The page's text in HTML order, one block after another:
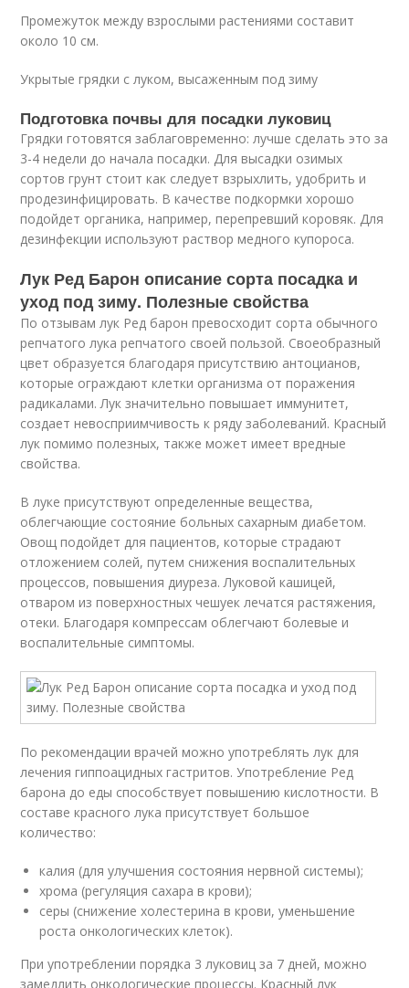
Промежуток между взрослыми растениями составит
около 10 см.
Укрытые грядки с луком, высаженным под зиму
Подготовка почвы для посадки луковиц
Грядки готовятся заблаговременно: лучше сделать это за
3-4 недели до начала посадки. Для высадки озимых
сортов грунт стоит как следует взрыхлить, удобрить и
продезинфицировать. В качестве подкормки хорошо
подойдет органика, например, перепревший коровяк. Для
дезинфекции используют раствор медного купороса.
Лук Ред Барон описание сорта посадка и
уход под зиму. Полезные свойства
По отзывам лук Ред барон превосходит сорта обычного
репчатого лука репчатого своей пользой. Своеобразный
цвет образуется благодаря присутствию антоцианов,
которые ограждают клетки организма от поражения
радикалами. Лук значительно повышает иммунитет,
создает невосприимчивость к ряду заболеваний. Красный
лук помимо полезных, также может имеет вредные
свойства.
В луке присутствуют определенные вещества,
облегчающие состояние больных сахарным диабетом.
Овощ подойдет для пациентов, которые страдают
отложением солей, путем снижения воспалительных
процессов, повышения диуреза. Луковой кашицей,
отваром из поверхностных чешуек лечатся растяжения,
отеки. Благодаря компрессам облегчают болевые и
воспалительные симптомы.
По рекомендации врачей можно употреблять лук для
лечения гиппоацидных гастритов. Употребление Ред
барона до еды способствует повышению кислотности. В
составе красного лука присутствует большое
количество:
калия (для улучшения состояния нервной системы);
хрома (регуляция сахара в крови);
серы (снижение холестерина в крови, уменьшение
роста онкологических клеток).
При употреблении порядка 3 луковиц за 7 дней, можно
замедлить онкологические процессы. Красный лук